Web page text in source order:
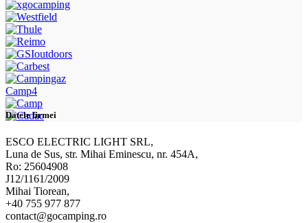
Camp4
Datele firmei
ESCO ELECTRIC LIGHT SRL,
Luna de Sus, str. Mihai Eminescu, nr. 454A,
Ro: 25604908
J12/1161/2009
Mihai Tiorean,
+40 755 977 877
contact@gocamping.ro